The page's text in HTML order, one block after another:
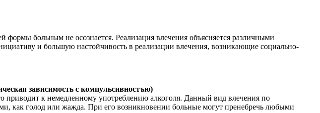
больным не осознается. Реализация влечения объясняется различными
и большую настойчивость в реализации влечения, возникающие социально-
зависимость с компульсивностъю)
приводит к немедленному употреблению алкоголя. Данный вид влечения по
как голод или жажда. При его возникновении больные могут пренебречь любыми